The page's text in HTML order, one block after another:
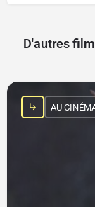
D'autres
AU